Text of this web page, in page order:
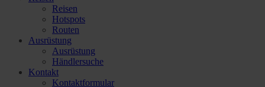
Reisen
Hotspots
Routen
Ausrüstung
Ausrüstung
Händlersuche
Kontakt
Kontaktformular